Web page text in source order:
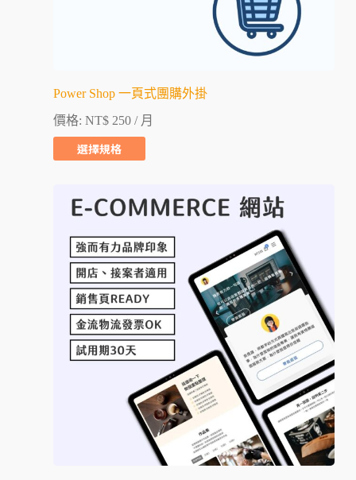
Power Shop 一頁式團購外掛
價格: NT$ 250 / 月
選擇規格